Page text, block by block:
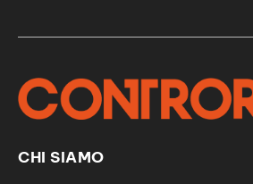
CHI SIAMO